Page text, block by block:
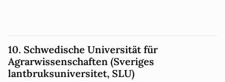
10. Schwedische Universität für
Agrarwissenschaften (Sveriges
lantbruksuniversitet, SLU)